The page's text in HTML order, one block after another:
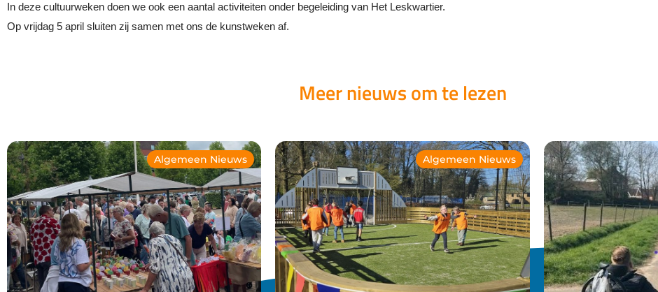
In deze cultuurweken doen we ook een aantal activiteiten onder begeleiding van Het Leskwartier.
Op vrijdag 5 april sluiten zij samen met ons de kunstweken af.
Meer nieuws om te lezen
Algemeen Nieuws Algemeen Nieuws